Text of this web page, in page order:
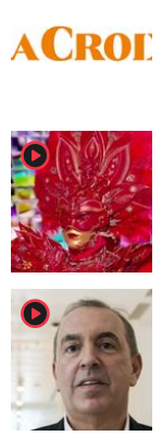
player2
player2